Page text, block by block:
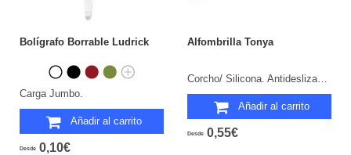
Bolígrafo Borrable Ludrick
Carga Jumbo.
Añadir al carrito
Desde 0,10€
Alfombrilla Tonya
Añadir al carrito
Desde 0,55€